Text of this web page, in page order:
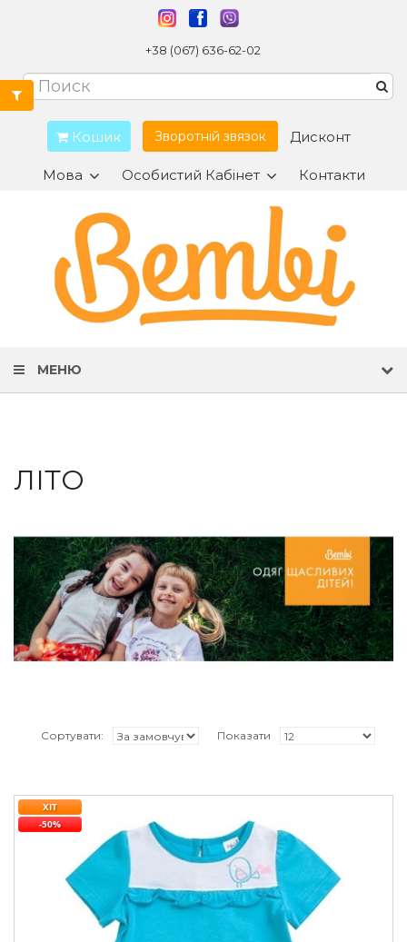
+38 (067) 636-62-02
Кошик Зворотній звязок Дисконт
Мова Особистий Кабінет Контакти
МЕНЮ
ЛІТО
Сортувати: Показати
ХІТ
-50%